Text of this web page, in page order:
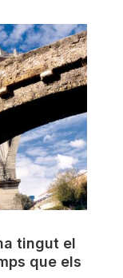
tingut el
que els